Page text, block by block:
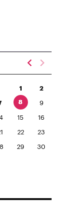
1 2
8 9
15 16
22 23
29 30